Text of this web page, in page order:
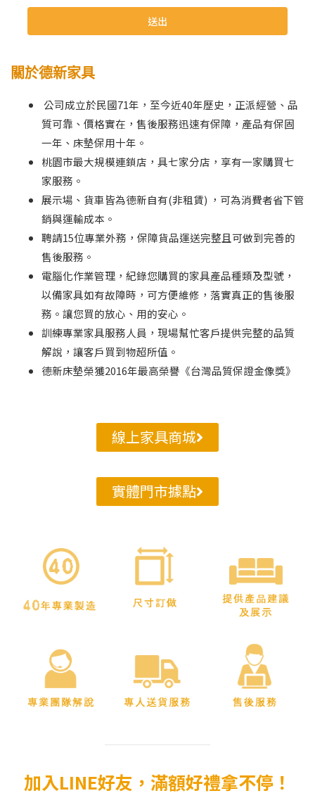
關於德新家具
公司成立於民國71年，至今近40年歷史，正派經營、品
質可靠、價格實在，售後服務迅速有保障，產品有保固
一年、床墊保用十年。
桃園市最大規模連鎖店，具七家分店，享有一家購買七
家服務。
展示場、貨車皆為德新自有(非租賃) ，可為消費者省下管
銷與運輸成本。
聘請15位專業外務，保障貨品運送完整且可做到完善的
售後服務。
電腦化作業管理，紀錄您購買的家具產品種類及型號，
以備家具如有故障時，可方便維修，落實真正的售後服
務。讓您買的放心、用的安心。
訓練專業家具服務人員，現場幫忙客戶提供完整的品質
解說，讓客戶買到物超所值。
德新床墊榮獲2016年最高榮譽《台灣品質保證金像獎》
線上家具商城
實體門市據點
加入LINE好友，滿額好禮拿不停！